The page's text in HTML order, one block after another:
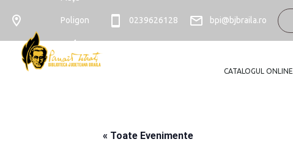
Poligon
nr. 4
0239626128 bpi@bjbraila.ro
CATALOGUL ONLINE
« Toate Evenimente